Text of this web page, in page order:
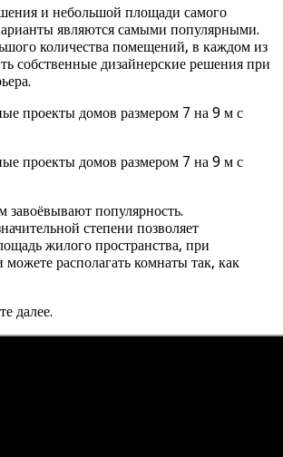
и небольшой площади самого
являются самыми популярными.
количества помещений, в каждом из
собственные дизайнерские решения при
завоёвывают популярность.
степени позволяет
жилого пространства, при
располагать комнаты так, как
далее.